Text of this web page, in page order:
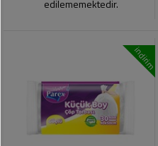
edilememektedir.
indirim